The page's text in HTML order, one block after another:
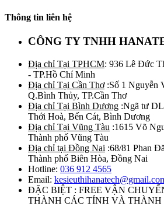
Thông tin liên hệ
CÔNG TY TNHH
Địa chỉ Tại TPHCM: 936 Lê Đức
- TP.Hồ Chí Minh
Địa chỉ Tại Cần Thơ:Số 1 Nguyễn
Q.Bình Thủy, TP.Cần Thơ
Địa chỉ Tại Bình Dương :Ngã tư
Thới Hoà, Bến Cát, Bình Dương
Địa chỉ Tại Vũng Tàu :1615 Võ
Thành phố Vũng Tàu
Địa chỉ tại Đồng Nai :68/81 Phan
Thành phố Biên Hòa, Đồng Nai
Hotline: 036 912 4565
Email:
ĐẶC BIỆT : FREE VẬN
THÀNH CÁC TỈNH VÀ THÀNH